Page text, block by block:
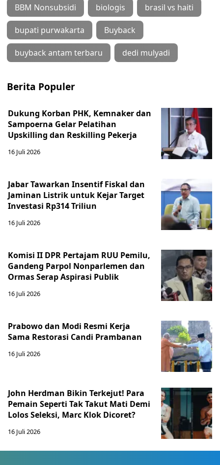
BBM Nonsubsidi biologis brasil vs haiti
bupati purwakarta Buyback
buyback antam terbaru dedi mulyadi
Berita Populer
Dukung Korban PHK, Kemnaker dan
Sampoerna Gelar Pelatihan
Upskilling dan Reskilling Pekerja
16 Juli 2026
Jabar Tawarkan Insentif Fiskal dan
Jaminan Listrik untuk Kejar Target
Investasi Rp314 Triliun
16 Juli 2026
Komisi II DPR Pertajam RUU Pemilu,
Gandeng Parpol Nonparlemen dan
Ormas Serap Aspirasi Publik
16 Juli 2026
Prabowo dan Modi Resmi Kerja
Sama Restorasi Candi Prambanan
16 Juli 2026
John Herdman Bikin Terkejut! Para
Pemain Seperti Tak Takut Mati Demi
Lolos Seleksi, Marc Klok Dicoret?
16 Juli 2026